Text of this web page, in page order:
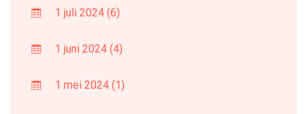
1 juli 2024 (6)
1 juni 2024 (4)
1 mei 2024 (1)